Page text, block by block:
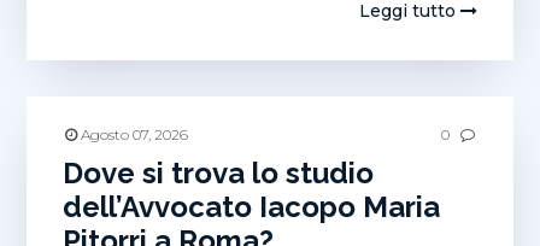
Daniele
news:
Davos
Forum
Leggi tutto
Agosto 07, 2026 0
Dove si trova lo studio
dell’Avvocato Iacopo Maria